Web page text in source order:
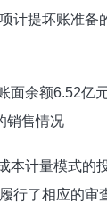
计提坏账准
面余额6.52亿
销售情况
本计量模式的
行了相应的审